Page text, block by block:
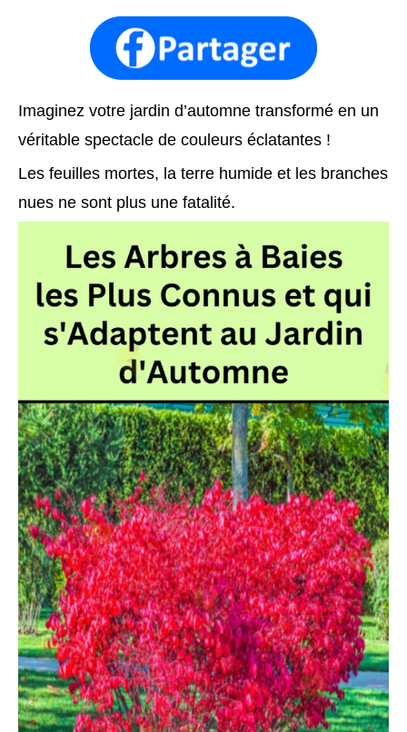
Imaginez votre jardin d’automne transformé en un
véritable spectacle de couleurs éclatantes !
Les feuilles mortes, la terre humide et les branches
nues ne sont plus une fatalité.